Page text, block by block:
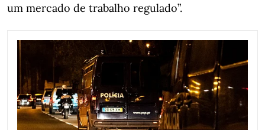
um mercado de trabalho regulado”.